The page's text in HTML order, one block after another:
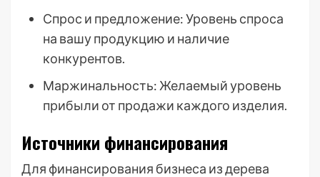
Спрос и предложение: Уровень спроса
на вашу продукцию и наличие
конкурентов.
Маржинальность: Желаемый уровень
прибыли от продажи каждого изделия.
Источники финансирования
Для финансирования бизнеса из дерева